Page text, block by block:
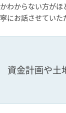
わからない方が
にお話させてい
資金計画や土